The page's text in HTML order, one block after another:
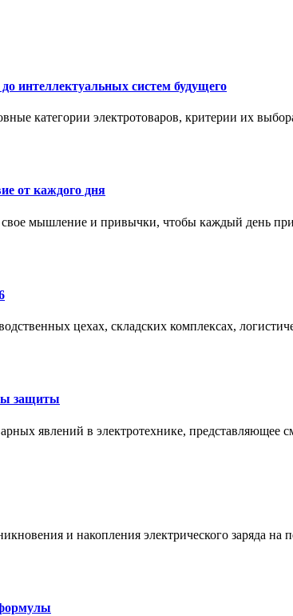
интеллектуальных систем будущего
категории электротоваров, критерии их
от каждого дня
мышление и привычки, чтобы каждый день
цехах, складских комплексах,
защиты
явлений в электротехнике, представляющее
и накопления электрического заряда